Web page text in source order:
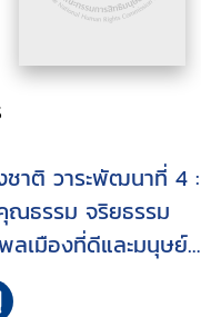
าติ วาระพัฒนาที่ 4 :
ณธรรม จริยธรรม
ลเมืองที่ดีและมนุษย์ที่